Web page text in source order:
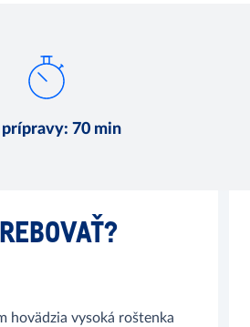
prípravy:70 min
hovädzia vysoká roštenka